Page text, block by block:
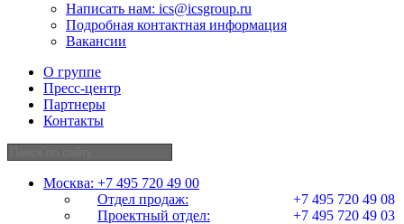
Написать нам: ics@icsgroup.ru
Подробная контактная информация
Вакансии
О группе
Пресс-центр
Партнеры
Контакты
Москва: +7 495 720 49 00
Отдел продаж:
+7 495 720 49 08
Проектный отдел:
+7 495 720 49 03